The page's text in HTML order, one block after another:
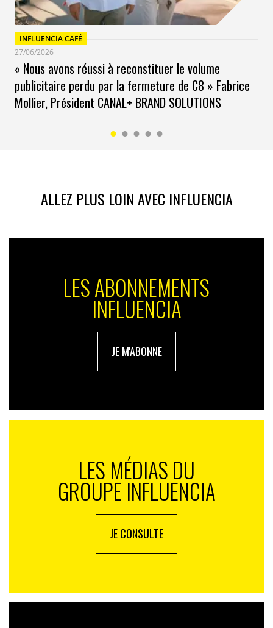
INFLUENCIA CAFÉ
27/06/2026
« Nous avons réussi à reconstituer le volume
publicitaire perdu par la fermeture de C8 » Fabrice
Mollier, Président CANAL+ BRAND SOLUTIONS
ALLEZ PLUS LOIN AVEC INFLUENCIA
LES ABONNEMENTS
INFLUENCIA
JE M'ABONNE
LES MÉDIAS DU
GROUPE INFLUENCIA
JE CONSULTE